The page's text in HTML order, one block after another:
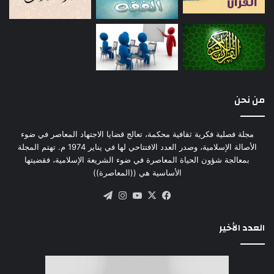
ليطلع عليه من لا معرفة له بالفقه الإمامي الذي يمتلك
عدة مميزات من أهمها ما يأتي:
1- غزارة المادة.
2- سعة الينبوع.
6- سمو المعاني.
من نحن
مجلة فصلية فكرية ثقافية محكمة، تعالج قضايا الاجتهاد المعاصر في ضوء
الأصالة الإسلامية، وصدر العدد الافتتاحي لها في يناير 1974 م. تهتم المجلة
بمعالجة شؤون الحياة المعاصرة في ضوء الشريعة الإسلامية، فقضيتها
الأساسية هي ((المعاصرة))
فيسبوك
‫X
‫YouTube
انستقرام
العدد الأخير